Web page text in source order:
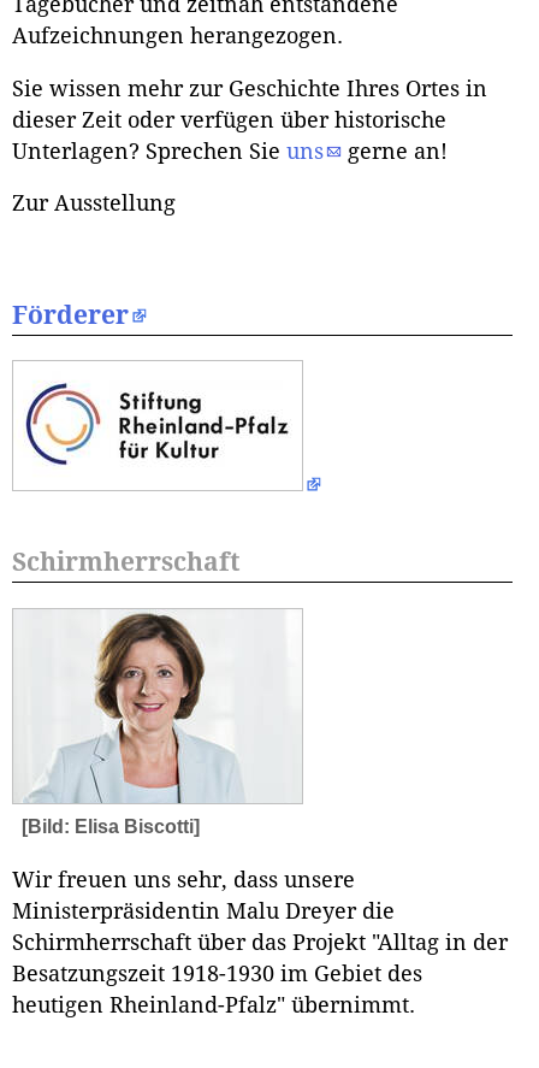
Tagebücher und zeitnah entstandene
Aufzeichnungen herangezogen.
Sie wissen mehr zur Geschichte Ihres Ortes in
dieser Zeit oder verfügen über historische
Unterlagen? Sprechen Sie uns gerne an!
Zur Ausstellung
Förderer
Schirmherrschaft
[Bild: Elisa Biscotti]
Wir freuen uns sehr, dass unsere
Ministerpräsidentin Malu Dreyer die
Schirmherrschaft über das Projekt "Alltag in der
Besatzungszeit 1918-1930 im Gebiet des
heutigen Rheinland-Pfalz" übernimmt.